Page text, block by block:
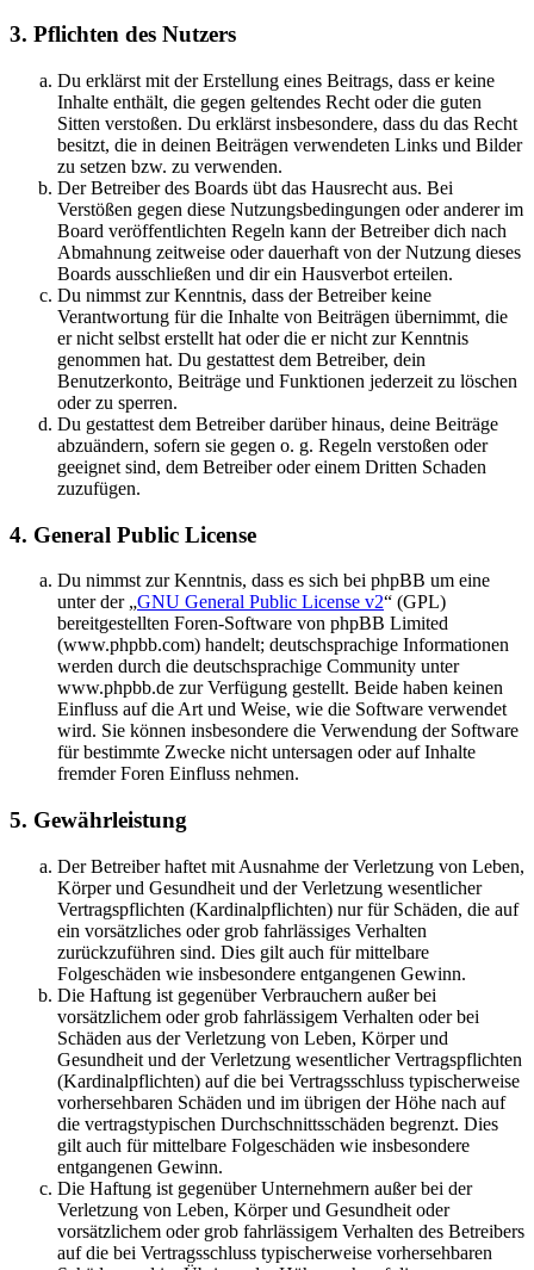
3. Pflichten des Nutzers
Du erklärst mit der Erstellung eines Beitrags, dass er keine
Inhalte enthält, die gegen geltendes Recht oder die guten
Sitten verstoßen. Du erklärst insbesondere, dass du das Recht
besitzt, die in deinen Beiträgen verwendeten Links und Bilder
zu setzen bzw. zu verwenden.
Der Betreiber des Boards übt das Hausrecht aus. Bei
Verstößen gegen diese Nutzungsbedingungen oder anderer im
Board veröffentlichten Regeln kann der Betreiber dich nach
Abmahnung zeitweise oder dauerhaft von der Nutzung dieses
Boards ausschließen und dir ein Hausverbot erteilen.
Du nimmst zur Kenntnis, dass der Betreiber keine
Verantwortung für die Inhalte von Beiträgen übernimmt, die
er nicht selbst erstellt hat oder die er nicht zur Kenntnis
genommen hat. Du gestattest dem Betreiber, dein
Benutzerkonto, Beiträge und Funktionen jederzeit zu löschen
oder zu sperren.
Du gestattest dem Betreiber darüber hinaus, deine Beiträge
abzuändern, sofern sie gegen o. g. Regeln verstoßen oder
geeignet sind, dem Betreiber oder einem Dritten Schaden
zuzufügen.
4. General Public License
Du nimmst zur Kenntnis, dass es sich bei phpBB um eine
unter der „GNU General Public License v2“ (GPL)
bereitgestellten Foren-Software von phpBB Limited
(www.phpbb.com) handelt; deutschsprachige Informationen
werden durch die deutschsprachige Community unter
www.phpbb.de zur Verfügung gestellt. Beide haben keinen
Einfluss auf die Art und Weise, wie die Software verwendet
wird. Sie können insbesondere die Verwendung der Software
für bestimmte Zwecke nicht untersagen oder auf Inhalte
fremder Foren Einfluss nehmen.
5. Gewährleistung
Der Betreiber haftet mit Ausnahme der Verletzung von Leben,
Körper und Gesundheit und der Verletzung wesentlicher
Vertragspflichten (Kardinalpflichten) nur für Schäden, die auf
ein vorsätzliches oder grob fahrlässiges Verhalten
zurückzuführen sind. Dies gilt auch für mittelbare
Folgeschäden wie insbesondere entgangenen Gewinn.
Die Haftung ist gegenüber Verbrauchern außer bei
vorsätzlichem oder grob fahrlässigem Verhalten oder bei
Schäden aus der Verletzung von Leben, Körper und
Gesundheit und der Verletzung wesentlicher Vertragspflichten
(Kardinalpflichten) auf die bei Vertragsschluss typischerweise
vorhersehbaren Schäden und im übrigen der Höhe nach auf
die vertragstypischen Durchschnittsschäden begrenzt. Dies
gilt auch für mittelbare Folgeschäden wie insbesondere
entgangenen Gewinn.
Die Haftung ist gegenüber Unternehmern außer bei der
Verletzung von Leben, Körper und Gesundheit oder
vorsätzlichem oder grob fahrlässigem Verhalten des Betreibers
auf die bei Vertragsschluss typischerweise vorhersehbaren